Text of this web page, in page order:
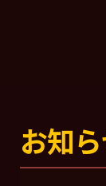
お知